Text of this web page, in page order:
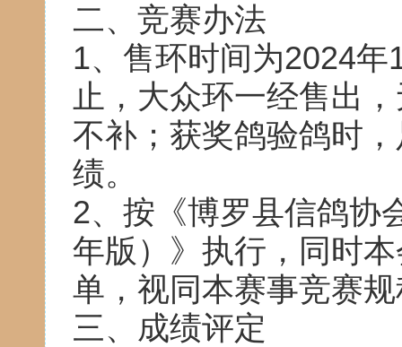
二、竞赛办法
1、售环时间为2024
止，大众环一经售出
不补；获奖鸽验鸽时
绩。
2、按《博罗县信鸽协
年版）》执行，同时
单，视同本赛事竞赛
三、成绩评定